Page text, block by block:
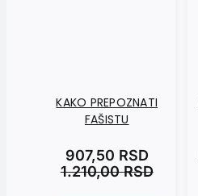
KAKO PREPOZNATI
FAŠISTU
1.210,00RSD
907,50 RSD